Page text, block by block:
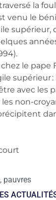
la
le
supérieur,
le pape
supérieur :
avec les
non-
, pauvres